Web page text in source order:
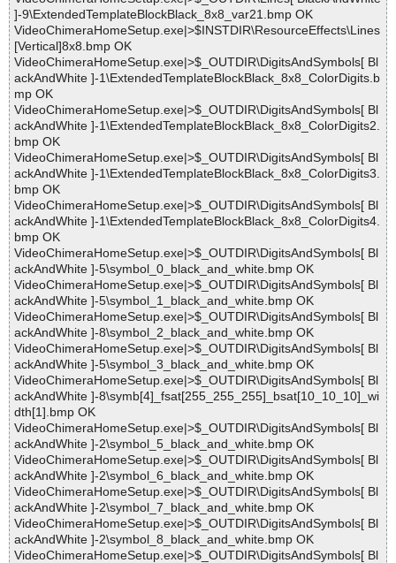
]-9\ExtendedTemplateBlockBlack_8x8_var21.bmp OK
VideoChimeraHomeSetup.exe|>$INSTDIR\ResourceEffects\Lines
[Vertical]8x8.bmp OK
VideoChimeraHomeSetup.exe|>$_OUTDIR\DigitsAndSymbols[ Bl
ackAndWhite ]-1\ExtendedTemplateBlockBlack_8x8_ColorDigits.b
mp OK
VideoChimeraHomeSetup.exe|>$_OUTDIR\DigitsAndSymbols[ Bl
ackAndWhite ]-1\ExtendedTemplateBlockBlack_8x8_ColorDigits2.
bmp OK
VideoChimeraHomeSetup.exe|>$_OUTDIR\DigitsAndSymbols[ Bl
ackAndWhite ]-1\ExtendedTemplateBlockBlack_8x8_ColorDigits3.
bmp OK
VideoChimeraHomeSetup.exe|>$_OUTDIR\DigitsAndSymbols[ Bl
ackAndWhite ]-1\ExtendedTemplateBlockBlack_8x8_ColorDigits4.
bmp OK
VideoChimeraHomeSetup.exe|>$_OUTDIR\DigitsAndSymbols[ Bl
ackAndWhite ]-5\symbol_0_black_and_white.bmp OK
VideoChimeraHomeSetup.exe|>$_OUTDIR\DigitsAndSymbols[ Bl
ackAndWhite ]-5\symbol_1_black_and_white.bmp OK
VideoChimeraHomeSetup.exe|>$_OUTDIR\DigitsAndSymbols[ Bl
ackAndWhite ]-8\symbol_2_black_and_white.bmp OK
VideoChimeraHomeSetup.exe|>$_OUTDIR\DigitsAndSymbols[ Bl
ackAndWhite ]-5\symbol_3_black_and_white.bmp OK
VideoChimeraHomeSetup.exe|>$_OUTDIR\DigitsAndSymbols[ Bl
ackAndWhite ]-8\symb[4]_fsat[255_255_255]_bsat[10_10_10]_wi
dth[1].bmp OK
VideoChimeraHomeSetup.exe|>$_OUTDIR\DigitsAndSymbols[ Bl
ackAndWhite ]-2\symbol_5_black_and_white.bmp OK
VideoChimeraHomeSetup.exe|>$_OUTDIR\DigitsAndSymbols[ Bl
ackAndWhite ]-2\symbol_6_black_and_white.bmp OK
VideoChimeraHomeSetup.exe|>$_OUTDIR\DigitsAndSymbols[ Bl
ackAndWhite ]-2\symbol_7_black_and_white.bmp OK
VideoChimeraHomeSetup.exe|>$_OUTDIR\DigitsAndSymbols[ Bl
ackAndWhite ]-2\symbol_8_black_and_white.bmp OK
VideoChimeraHomeSetup.exe|>$_OUTDIR\DigitsAndSymbols[ Bl